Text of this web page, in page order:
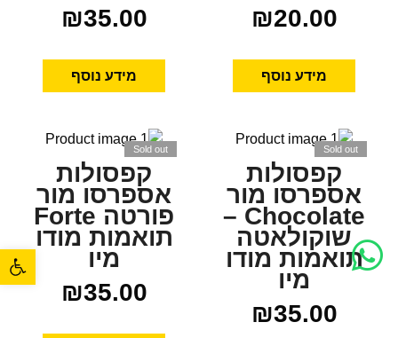
פתח סרגל נגישות
₪20.00
מידע נוסף
₪35.00
מידע נוסף
Sold out
קפסולות
אספרסו מור
Chocolate –
שוקולאטה
תואמות מודו
מיו
₪35.00
Sold out
קפסולות
אספרסו מור
פורטה Forte
תואמות מודו
מיו
₪35.00